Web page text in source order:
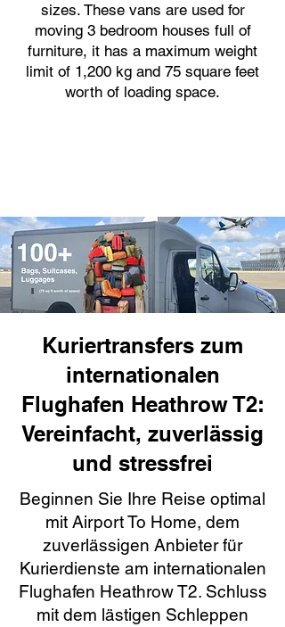
sizes. These vans are used for
moving 3 bedroom houses full of
furniture, it has a maximum weight
limit of 1,200 kg and 75 square feet
worth of loading space.
Kuriertransfers zum
internationalen
Flughafen Heathrow T2:
Vereinfacht, zuverlässig
und stressfrei
Beginnen Sie Ihre Reise optimal
mit Airport To Home, dem
zuverlässigen Anbieter für
Kurierdienste am internationalen
Flughafen Heathrow T2. Schluss
mit dem lästigen Schleppen